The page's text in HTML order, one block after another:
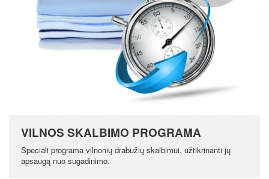
VILNOS SKALBIMO PROGRAMA
Speciali programa vilnonių drabužių skalbimui, užtikrinanti jų
apsaugą nuo sugadinimo.